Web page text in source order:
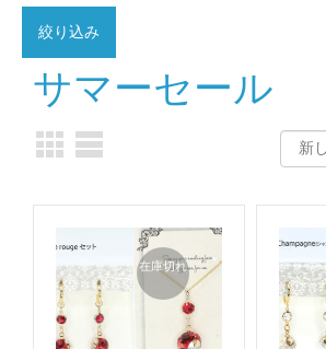
絞り込み
サマーセール
在庫切れ